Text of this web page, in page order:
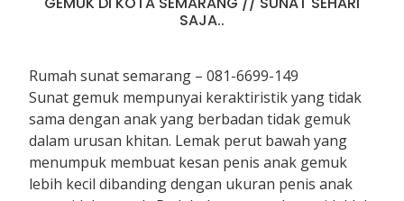
SAJA..
Rumah sunat semarang – 081-6699-149
Sunat gemuk mempunyai keraktiristik yang tidak
sama dengan anak yang berbadan tidak gemuk
dalam urusan khitan. Lemak perut bawah yang
menumpuk membuat kesan penis anak gemuk
lebih kecil dibanding dengan ukuran penis anak